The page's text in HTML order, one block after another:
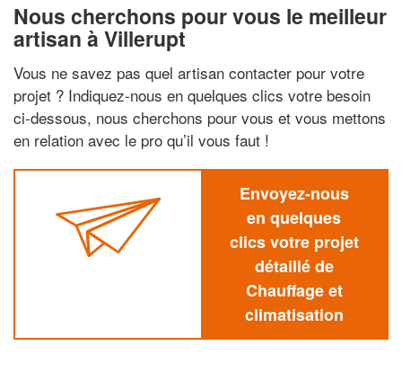
Nous cherchons pour vous le meilleur
artisan à Villerupt
Vous ne savez pas quel artisan contacter pour votre
projet ? Indiquez-nous en quelques clics votre besoin
ci-dessous, nous cherchons pour vous et vous mettons
en relation avec le pro qu’il vous faut !
Envoyez-nous
en quelques
clics votre projet
détaillé de
Chauffage et
climatisation